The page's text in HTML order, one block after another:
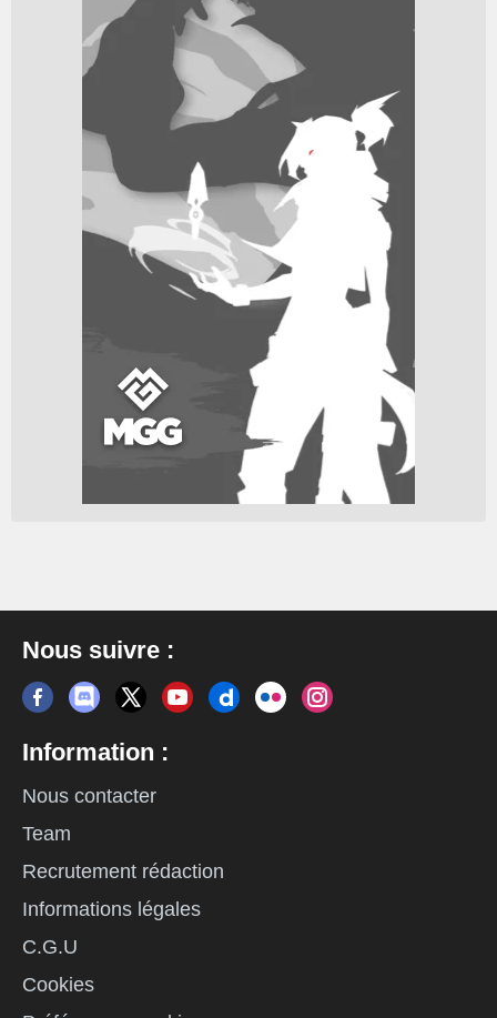
Nous suivre :
Information :
Nous contacter
Team
Recrutement rédaction
Informations légales
C.G.U
Cookies